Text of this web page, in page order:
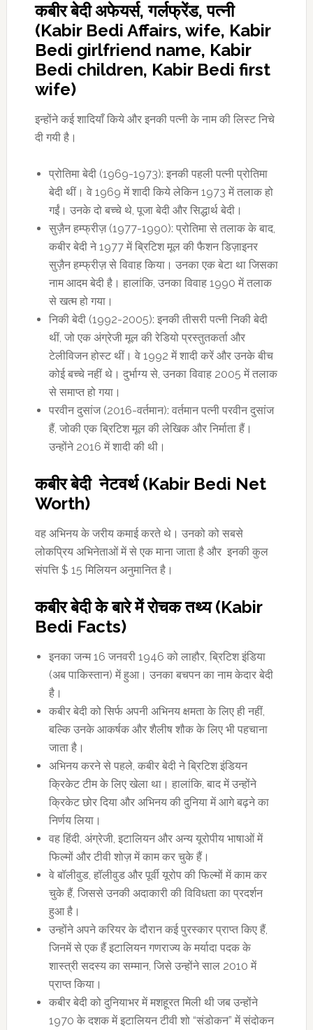
कबीर बेदी अफेयर्स, गर्लफ्रेंड, पत्नी
(Kabir Bedi Affairs, wife, Kabir
Bedi girlfriend name, Kabir
Bedi children, Kabir Bedi first
wife)
इन्होंने कई शादियाँ किये और इनकी पत्नी के नाम की लिस्ट निचे
दी गयी है।
प्रोतिमा बेदी (1969-1973): इनकी पहली पत्नी प्रोतिमा
बेदी थीं। वे 1969 में शादी किये लेकिन 1973 में तलाक हो
गईं। उनके दो बच्चे थे, पूजा बेदी और सिद्धार्थ बेदी।
सुज़ैन हम्फ्रीज़ (1977-1990): प्रोतिमा से तलाक के बाद,
कबीर बेदी ने 1977 में ब्रिटिश मूल की फैशन डिज़ाइनर
सुज़ैन हम्फ्रीज़ से विवाह किया। उनका एक बेटा था जिसका
नाम आदम बेदी है। हालांकि, उनका विवाह 1990 में तलाक
से खत्म हो गया।
निकी बेदी (1992-2005): इनकी तीसरी पत्नी निकी बेदी
थीं, जो एक अंग्रेजी मूल की रेडियो प्रस्तुतकर्ता और
टेलीविजन होस्ट थीं। वे 1992 में शादी करें और उनके बीच
कोई बच्चे नहीं थे। दुर्भाग्य से, उनका विवाह 2005 में तलाक
से समाप्त हो गया।
परवीन दुसांज (2016-वर्तमान): वर्तमान पत्नी परवीन दुसांज
हैं, जोकी एक ब्रिटिश मूल की लेखिक और निर्माता हैं।
उन्होंने 2016 में शादी की थी।
कबीर बेदी नेटवर्थ (Kabir Bedi Net
Worth)
वह अभिनय के जरीय कमाई करते थे। उनको को सबसे
लोकप्रिय अभिनेताओं में से एक माना जाता है और इनकी कुल
संपत्ति $ 15 मिलियन अनुमानित है।
कबीर बेदी के बारे में रोचक तथ्य (Kabir
Bedi Facts)
इनका जन्म 16 जनवरी 1946 को लाहौर, ब्रिटिश इंडिया
(अब पाकिस्तान) में हुआ। उनका बचपन का नाम केदार बेदी
है।
कबीर बेदी को सिर्फ अपनी अभिनय क्षमता के लिए ही नहीं,
बल्कि उनके आकर्षक और शैलीष शौक के लिए भी पहचाना
जाता है।
अभिनय करने से पहले, कबीर बेदी ने ब्रिटिश इंडियन
क्रिकेट टीम के लिए खेला था। हालांकि, बाद में उन्होंने
क्रिकेट छोर दिया और अभिनय की दुनिया में आगे बढ़ने का
निर्णय लिया।
वह हिंदी, अंग्रेजी, इटालियन और अन्य यूरोपीय भाषाओं में
फिल्मों और टीवी शोज़ में काम कर चुके हैं।
वे बॉलीवुड, हॉलीवुड और पूर्वी यूरोप की फिल्मों में काम कर
चुके हैं, जिससे उनकी अदाकारी की विविधता का प्रदर्शन
हुआ है।
उन्होंने अपने करियर के दौरान कई पुरस्कार प्राप्त किए हैं,
जिनमें से एक हैं इटालियन गणराज्य के मर्यादा पदक के
शास्त्री सदस्य का सम्मान, जिसे उन्होंने साल 2010 में
प्राप्त किया।
कबीर बेदी को दुनियाभर में मशहूरत मिली थी जब उन्होंने
1970 के दशक में इटालियन टीवी शो “संडोकन” में संदोकन